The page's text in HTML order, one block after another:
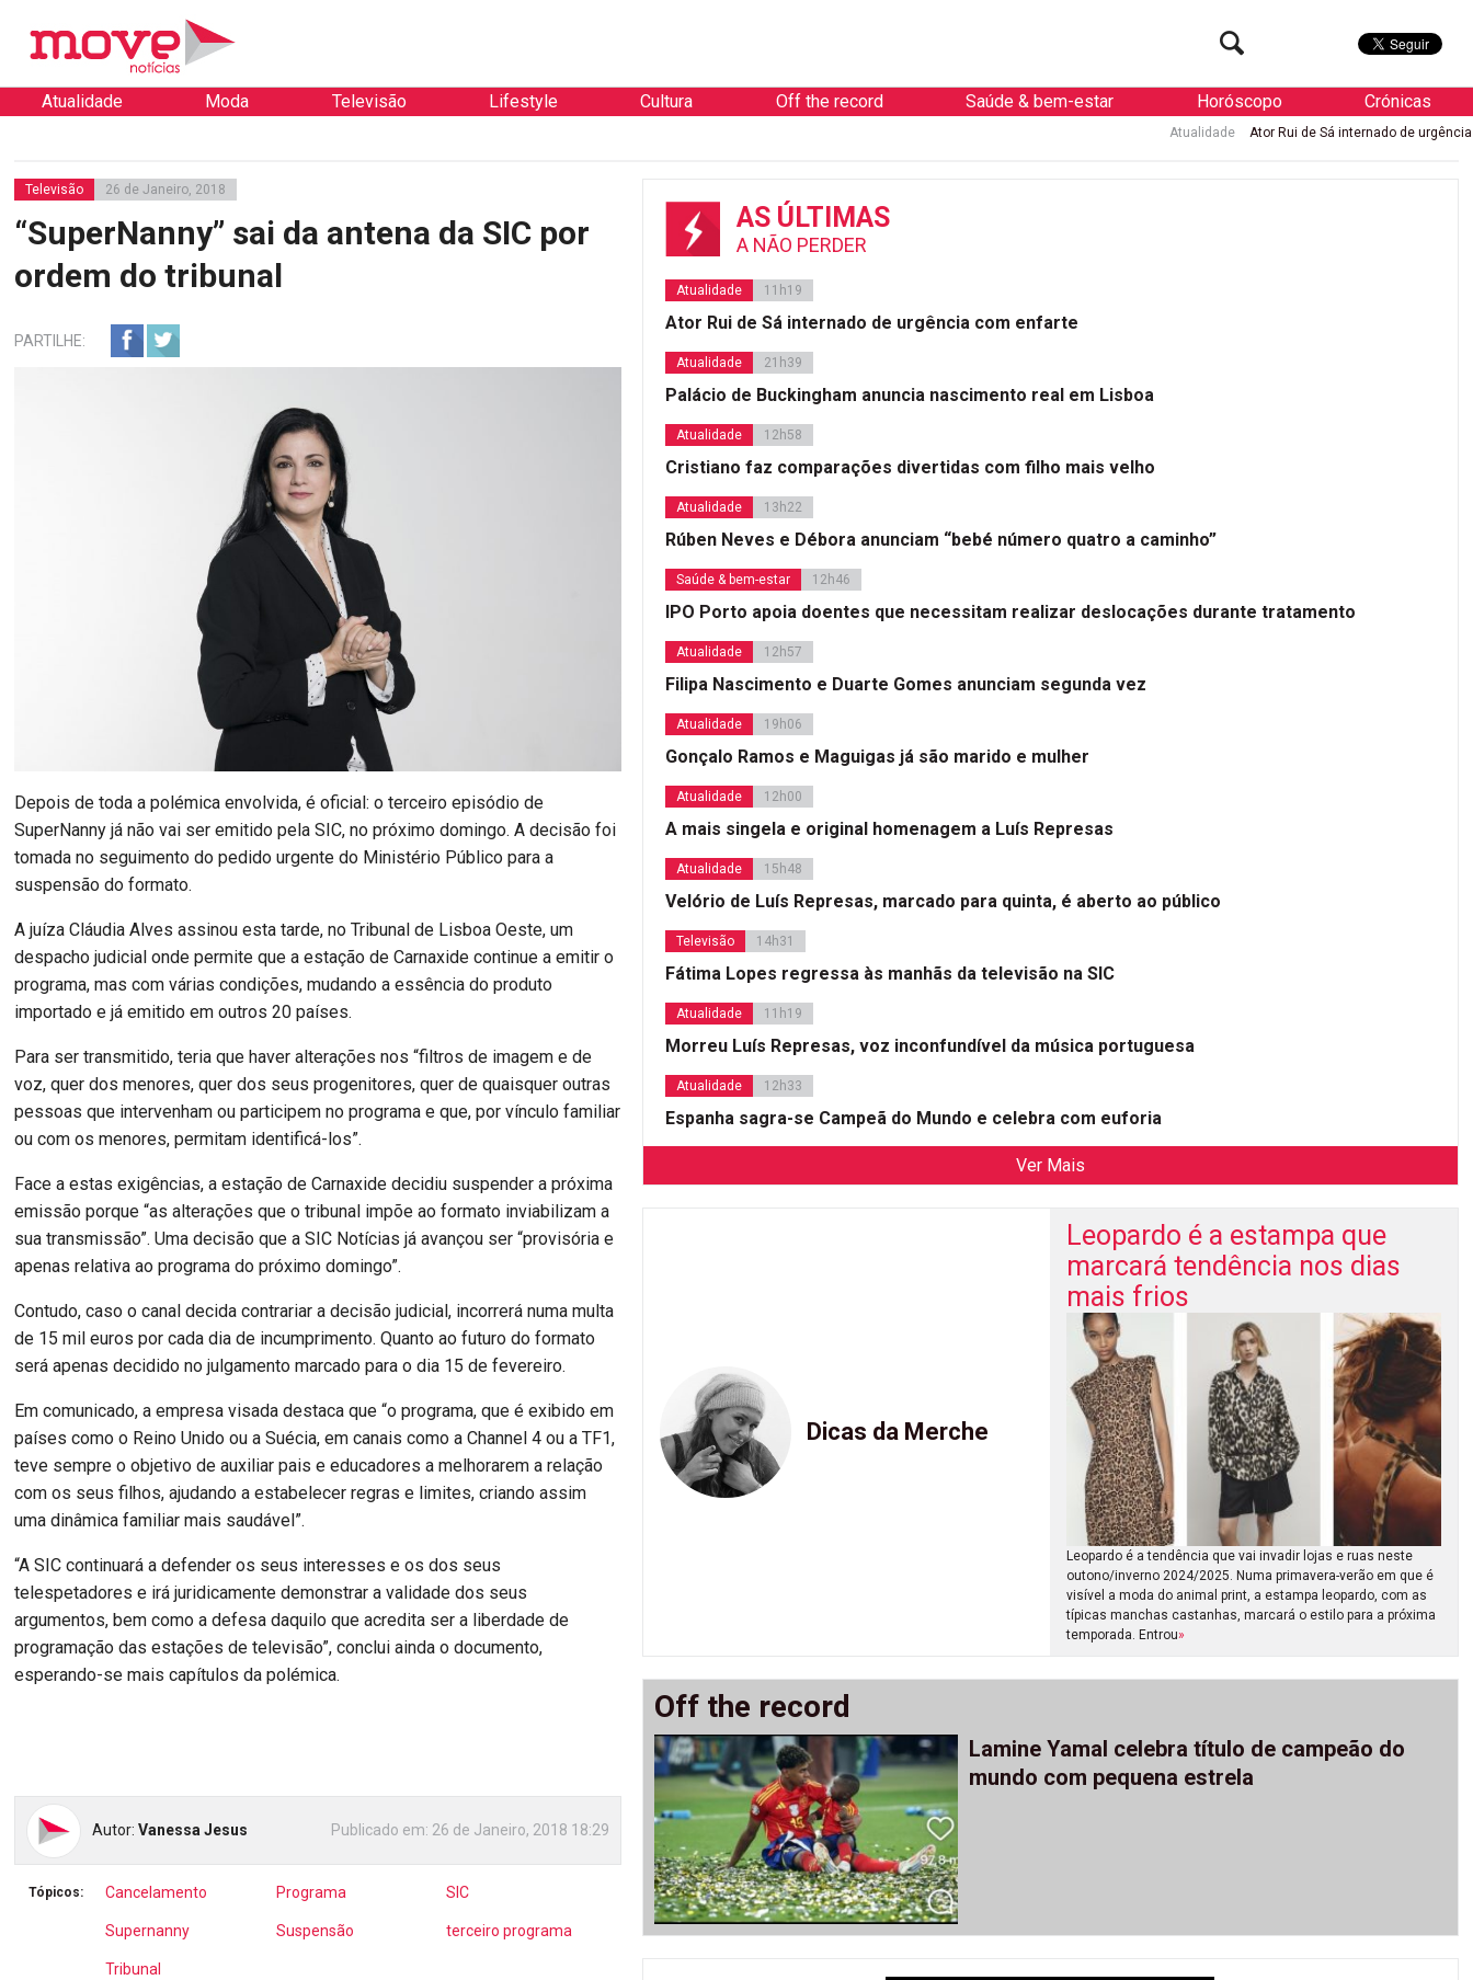
Atualidade Moda Televisão Lifestyle Cultura Off the record Saúde & bem-estar Horóscopo Crónicas
Ator Rui de Sá internado de urgência com enfarte
Televisão 26 de Janeiro, 2018
“SuperNanny” sai da antena da SIC por
ordem do tribunal
PARTILHE:
Depois de toda a polémica envolvida, é oficial: o terceiro episódio de
SuperNanny já não vai ser emitido pela SIC, no próximo domingo. A decisão foi
tomada no seguimento do pedido urgente do Ministério Público para a
suspensão do formato.
A juíza Cláudia Alves assinou esta tarde, no Tribunal de Lisboa Oeste, um
despacho judicial onde permite que a estação de Carnaxide continue a emitir o
programa, mas com várias condições, mudando a essência do produto
importado e já emitido em outros 20 países.
Para ser transmitido, teria que haver alterações nos “filtros de imagem e de
voz, quer dos menores, quer dos seus progenitores, quer de quaisquer outras
pessoas que intervenham ou participem no programa e que, por vínculo familiar
ou com os menores, permitam identificá-los”.
Face a estas exigências, a estação de Carnaxide decidiu suspender a próxima
emissão porque “as alterações que o tribunal impõe ao formato inviabilizam a
sua transmissão”. Uma decisão que a SIC Notícias já avançou ser “provisória e
apenas relativa ao programa do próximo domingo”.
Contudo, caso o canal decida contrariar a decisão judicial, incorrerá numa multa
de 15 mil euros por cada dia de incumprimento. Quanto ao futuro do formato
será apenas decidido no julgamento marcado para o dia 15 de fevereiro.
Em comunicado, a empresa visada destaca que “o programa, que é exibido em
países como o Reino Unido ou a Suécia, em canais como a Channel 4 ou a TF1,
teve sempre o objetivo de auxiliar pais e educadores a melhorarem a relação
com os seus filhos, ajudando a estabelecer regras e limites, criando assim
uma dinâmica familiar mais saudável”.
“A SIC continuará a defender os seus interesses e os dos seus
telespetadores e irá juridicamente demonstrar a validade dos seus
argumentos, bem como a defesa daquilo que acredita ser a liberdade de
programação das estações de televisão”, conclui ainda o documento,
esperando-se mais capítulos da polémica.
Autor:Vanessa Jesus Publicado em: 26 de Janeiro, 2018 18:29
Tópicos: Cancelamento Programa SIC
Supernanny Suspensão terceiro programa
Tribunal
AS ÚLTIMAS
A NÃO PERDER
Atualidade 11h19
Ator Rui de Sá internado de urgência com enfarte
Atualidade 21h39
Palácio de Buckingham anuncia nascimento real em Lisboa
Atualidade 12h58
Cristiano faz comparações divertidas com filho mais velho
Atualidade 13h22
Rúben Neves e Débora anunciam “bebé número quatro a caminho”
Saúde & bem-estar 12h46
IPO Porto apoia doentes que necessitam realizar deslocações durante tratamento
Atualidade 12h57
Filipa Nascimento e Duarte Gomes anunciam segunda vez
Atualidade 19h06
Gonçalo Ramos e Maguigas já são marido e mulher
Atualidade 12h00
A mais singela e original homenagem a Luís Represas
Atualidade 15h48
Velório de Luís Represas, marcado para quinta, é aberto ao público
Televisão 14h31
Fátima Lopes regressa às manhãs da televisão na SIC
Atualidade 11h19
Morreu Luís Represas, voz inconfundível da música portuguesa
Atualidade 12h33
Espanha sagra-se Campeã do Mundo e celebra com euforia
Ver Mais
Dicas da Merche
Leopardo é a estampa que
marcará tendência nos dias
mais frios
Leopardo é a tendência que vai invadir lojas e ruas neste
outono/inverno 2024/2025. Numa primavera-verão em que é
visível a moda do animal print, a estampa leopardo, com as
típicas manchas castanhas, marcará o estilo para a próxima
temporada. Entrou»
Off the record
Lamine Yamal celebra título de campeão do
mundo com pequena estrela